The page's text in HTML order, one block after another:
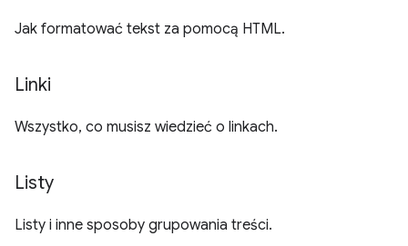
Jak formatować tekst za pomocą HTML.
Linki
Wszystko, co musisz wiedzieć o linkach.
Listy
Listy i inne sposoby grupowania treści.